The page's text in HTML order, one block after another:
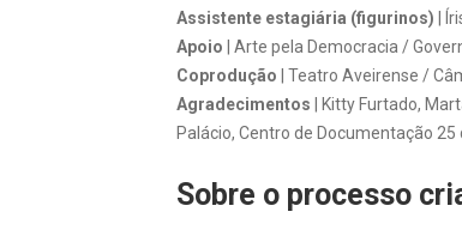
Assistente estagiária (figurinos) |
Apoio | Arte pela Democracia /
Coprodução | Teatro Aveirense /
Agradecimentos | Kitty Furtado,
Palácio, Centro de Documentação
Sobre o processo